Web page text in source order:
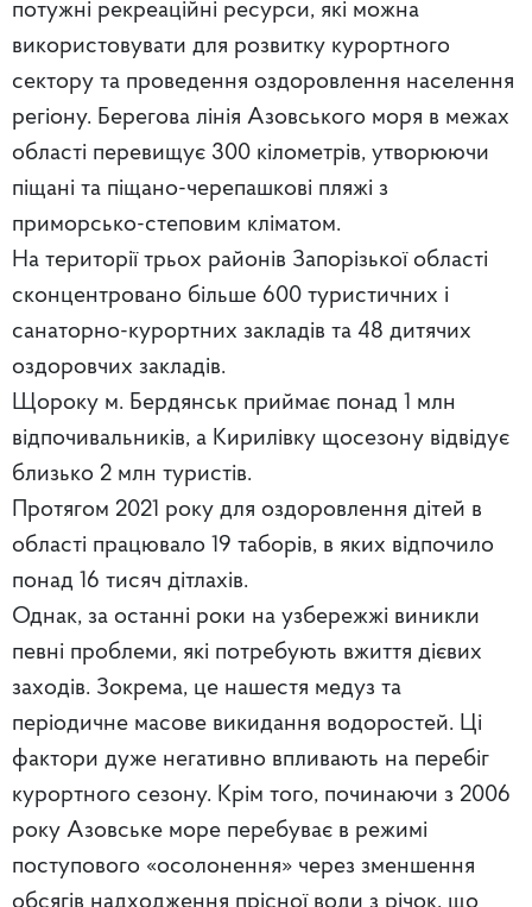
потужні рекреаційні ресурси, які можна
використовувати для розвитку курортного
сектору та проведення оздоровлення населення
регіону. Берегова лінія Азовського моря в межах
області перевищує 300 кілометрів, утворюючи
піщані та піщано-черепашкові пляжі з
приморсько-степовим кліматом.
На території трьох районів Запорізької області
сконцентровано більше 600 туристичних і
санаторно-курортних закладів та 48 дитячих
оздоровчих закладів.
Щороку м. Бердянськ приймає понад 1 млн
відпочивальників, а Кирилівку щосезону відвідує
близько 2 млн туристів.
Протягом 2021 року для оздоровлення дітей в
області працювало 19 таборів, в яких відпочило
понад 16 тисяч дітлахів.
Однак, за останні роки на узбережжі виникли
певні проблеми, які потребують вжиття дієвих
заходів. Зокрема, це нашестя медуз та
періодичне масове викидання водоростей. Ці
фактори дуже негативно впливають на перебіг
курортного сезону. Крім того, починаючи з 2006
року Азовське море перебуває в режимі
поступового «осолонення» через зменшення